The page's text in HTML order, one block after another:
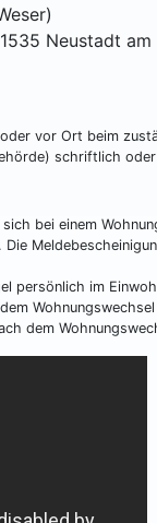
Neustadt am
vor Ort beim
schriftlich
bei einem
persönlich im
dem